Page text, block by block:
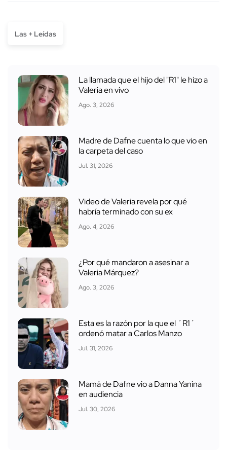
Las + Leídas
La llamada que el hijo del "R1" le hizo a
Valeria en vivo
Ago. 3, 2026
Madre de Dafne cuenta lo que vio en
la carpeta del caso
Jul. 31, 2026
Video de Valeria revela por qué
habría terminado con su ex
Ago. 4, 2026
¿Por qué mandaron a asesinar a
Valeria Márquez?
Ago. 3, 2026
Esta es la razón por la que el ´R1´
ordenó matar a Carlos Manzo
Jul. 31, 2026
Mamá de Dafne vio a Danna Yanina
en audiencia
Jul. 30, 2026